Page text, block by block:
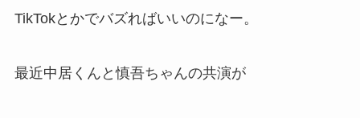
TikTokとかでバズればいいのになー。
最近中居くんと慎吾ちゃんの共演が